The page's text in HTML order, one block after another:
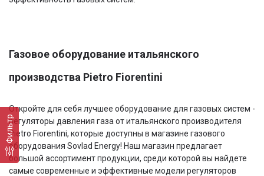
Фильтр
Газовое оборудование итальянского
производства Pietro Fiorentini
Откройте для себя лучшее оборудование для газовых систем -
регуляторы давления газа от итальянского производителя
Pietro Fiorentini, которые доступны в магазине газового
оборудования Sovlad Energy! Наш магазин предлагает
большой ассортимент продукции, среди которой вы найдете
самые современные и эффективные модели регуляторов